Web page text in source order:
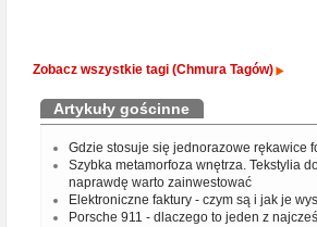
Zobacz wszystkie tagi (Chmura Tagów)
Artykuły gościnne
Gdzie stosuje się jednorazowe rękawice
Szybka metamorfoza wnętrza. Tekstylia
naprawdę warto zainwestować
Elektroniczne faktury - czym są i jak je
Porsche 911 - dlaczego to jeden z